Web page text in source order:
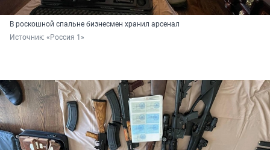
В роскошной спальне бизнесмен хранил арсенал
Источник: «Россия 1»